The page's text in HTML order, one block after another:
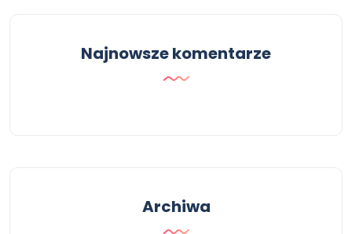
Najnowsze komentarze
Archiwa